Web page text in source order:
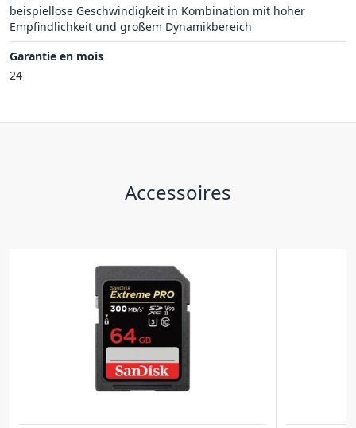
beispiellose Geschwindigkeit in Kombination mit hoher
Empfindlichkeit und großem Dynamikbereich
Garantie en mois
24
Accessoires